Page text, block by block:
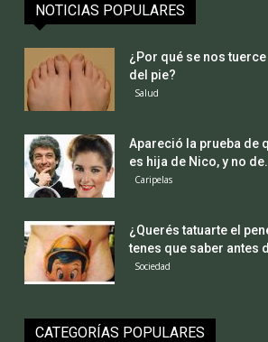
NOTICIAS POPULARES
¿Por qué se nos
del pie?
Salud
Apareció la prueba de
es hija de Nico, y no
Caripelas
¿Querés tatuarte el
tenes que saber antes
Sociedad
CATEGORÍAS POPULARES